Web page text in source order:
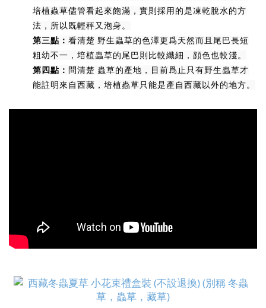
培植蟲草儘管看起來飽滿，實則採用的是凍乾脫水的方
法，所以既輕秤又泡身。
第三點： 看清楚 野生蟲草的色澤更爲天然而且尾巴長短
粗幼不一，培植蟲草的尾巴則比較纖細，顔色也較淺。
第四點： 問清楚 蟲草的產地，目前爲止只有野生蟲草才
能註明來自西藏，培植蟲草只能是產自西藏以外的地方。